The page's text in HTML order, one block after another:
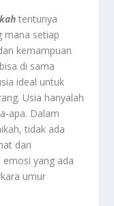
tentunya
mana setiap
kemampuan
di sama
ideal untuk
Usia hanyalah
apa. Dalam
tidak ada
dari
yang ada
umur